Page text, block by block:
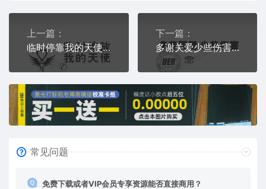
上一篇：
临时停靠我的天使爱心天使临时停车挪车电话牌通用plt格式激光打标文件
下一篇：
多谢关爱少些伤害曙光救援临时停车挪车电话牌通用plt格式激光打标文件
常见问题
免费下载或者VIP会员专享资源能否直接商用？